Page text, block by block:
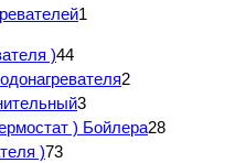
1
)44
2
3
) Бойлера28
)73